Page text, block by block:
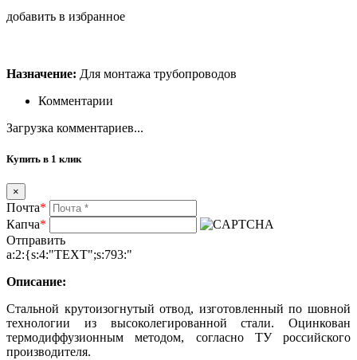
добавить в избранное
Назначение: Для монтажа трубопроводов
Комментарии
Загрузка комментариев...
Купить в 1 клик
×
Почта*
Капча*
Отправить
a:2:{s:4:"TEXT";s:793:"
Описание:
Стальной крутоизогнутый отвод, изготовленный по шовной
технологии из высоколегированной стали. Оцинкован
термодиффузионным методом, согласно ТУ российского
производителя.